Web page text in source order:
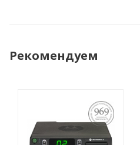
Рекомендуем
ПОСТАНОВЛЕНИЕ
969